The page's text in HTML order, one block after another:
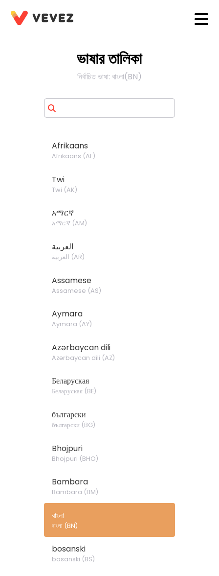
ভাষার তালিকা
নির্বাচিত ভাষা: বাংলা(BN)
Afrikaans
Afrikaans (AF)
Twi
Twi (AK)
አማርኛ
አማርኛ (AM)
العربية
العربية (AR)
Assamese
Assamese (AS)
Aymara
Aymara (AY)
Azərbaycan dili
Azərbaycan dili (AZ)
Беларуская
Беларуская (BE)
български
български (BG)
Bhojpuri
Bhojpuri (BHO)
Bambara
Bambara (BM)
বাংলা
বাংলা(BN)
bosanski
bosanski (BS)